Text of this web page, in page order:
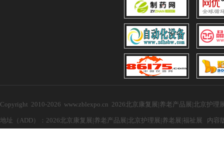
Copyright 2010-2026 www.zblexpo.cn 2026北京康复展|养老产品展|北京护
地址（ADD）：2026北京康复展|养老产品展|北京护理展|养老展|福祉展 内